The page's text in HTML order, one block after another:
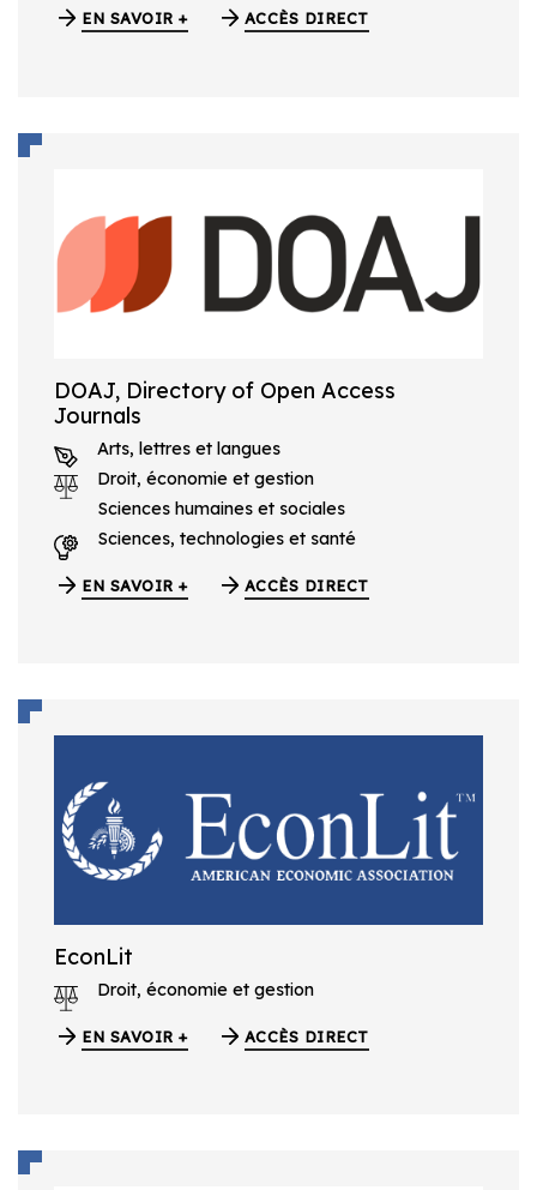
EN SAVOIR + ACCÈS DIRECT
DOAJ, Directory of Open Access
Journals
Arts, lettres et langues
Droit, économie et gestion
Sciences humaines et sociales
Sciences, technologies et santé
EN SAVOIR + ACCÈS DIRECT
EconLit
Droit, économie et gestion
EN SAVOIR + ACCÈS DIRECT